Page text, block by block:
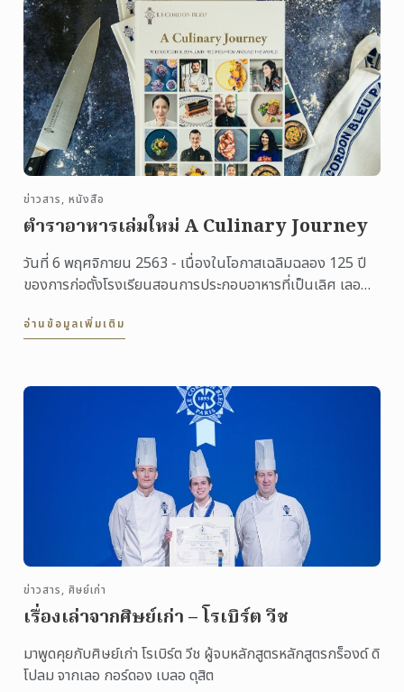
ข่าวสาร, หนังสือ
ตำราอาหารเล่มใหม่ A Culinary Journey
วันที่ 6 พฤศจิกายน 2563 - เนื่องในโอกาสเฉลิมฉลอง 125 ปี
ของการก่อตั้งโรงเรียนสอนการประกอบอาหารที่เป็นเลิศ เลอ
อ่านข้อมูลเพิ่มเติม
ข่าวสาร, ศิษย์เก่า
เรื่องเล่าจากศิษย์เก่า – โรเบิร์ต วีช
มาพูดคุยกับศิษย์เก่า โรเบิร์ต วีช ผู้จบหลักสูตรหลักสูตรกร็องด์ ดิ
โปลม จากเลอ กอร์ดอง เบลอ ดุสิต